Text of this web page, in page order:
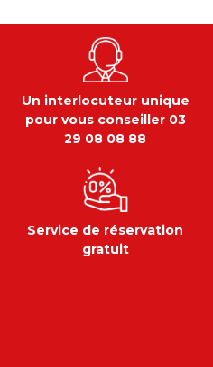
Un interlocuteur unique
pour vous conseiller 03
29 08 08 88
Service de réservation
gratuit